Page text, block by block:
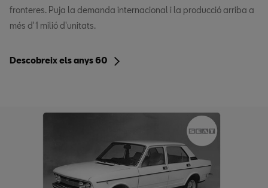
fronteres. Puja la demanda internacional i la producció arriba a
més d'1 milió d'unitats.
Descobreix els anys 60